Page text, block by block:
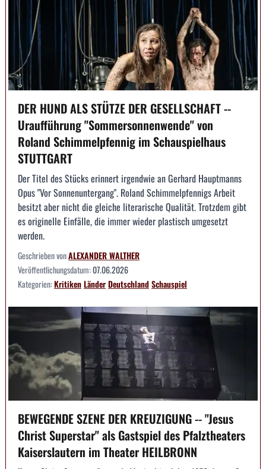
DER HUND ALS STÜTZE DER GESELLSCHAFT --
Uraufführung "Sommersonnenwende" von
Roland Schimmelpfennig im Schauspielhaus
STUTTGART
Der Titel des Stücks erinnert irgendwie an Gerhard Hauptmanns
Opus "Vor Sonnenuntergang". Roland Schimmelpfennigs Arbeit
besitzt aber nicht die gleiche literarische Qualität. Trotzdem gibt
es originelle Einfälle, die immer wieder plastisch umgesetzt
werden.
Geschrieben vonALEXANDER WALTHER
Veröffentlichungsdatum:07.06.2026
Kategorien:KritikenLänderDeutschlandSchauspiel
BEWEGENDE SZENE DER KREUZIGUNG -- "Jesus
Christ Superstar" als Gastspiel des Pfalztheaters
Kaiserslautern im Theater HEILBRONN